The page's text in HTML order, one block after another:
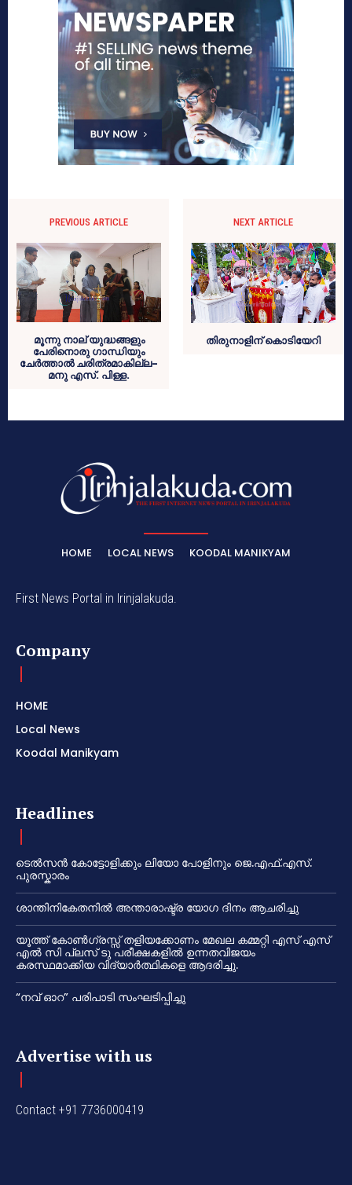
PREVIOUS ARTICLE
മൂന്നു നാല് യുദ്ധങ്ങളും
പേരിനൊരു ഗാന്ധിയും
ചേര്‍ത്താല്‍ ചരിത്രമാകില്ല-
മനു എസ്. പിള്ള.
NEXT ARTICLE
തിരുനാളിന് കൊടിയേറി
HOME LOCAL NEWS KOODAL MANIKYAM
First News Portal in Irinjalakuda.
Company
HOME
Local News
Koodal Manikyam
Headlines
ടെൽസൻ കോട്ടോളിക്കും ലിയോ പോളിനും ജെ.എഫ്.എസ്.
പുരസ്കാരം
ശാന്തിനികേതനിൽ അന്താരാഷ്ട്ര യോഗ ദിനം ആചരിച്ചു
യൂത്ത് കോൺഗ്രസ്സ് തളിയക്കോണം മേഖല കമ്മറ്റി എസ് എസ്
എൽ സി പ്ലസ് ടു പരീക്ഷകളിൽ ഉന്നതവിജയം
കരസ്ഥമാക്കിയ വിദ്യാർത്ഥികളെ ആദരിച്ചു.
“നവ് ഓറ” പരിപാടി സംഘടിപ്പിച്ചു
Advertise with us
Contact +91 7736000419